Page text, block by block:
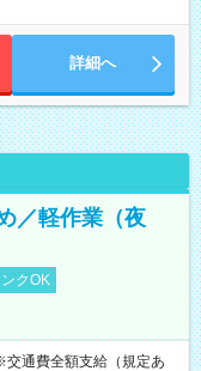
詳細へ
／軽作業（夜
クOK
通費全額支給（規定あ